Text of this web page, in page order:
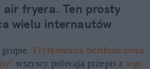
air fryera. Ten prosty
wielu internautów
"Frytkownica beztłuszczowa
wszyscy polecają przepis z tego